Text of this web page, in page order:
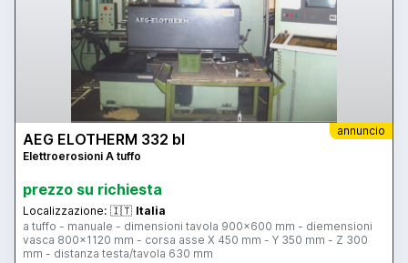
annuncio
AEG ELOTHERM 332 bl
Elettroerosioni A tuffo
prezzo su richiesta
Localizzazione: 🇮🇹 Italia
a tuffo - manuale - dimensioni tavola 900x600 mm - diemensioni
vasca 800x1120 mm - corsa asse X 450 mm - Y 350 mm - Z 300
mm - distanza testa/tavola 630 mm